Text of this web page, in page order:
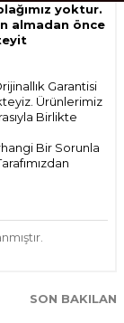
yoktur.
almadan önce
Garantisi
Ürünlerimiz
Birlikte
Bir Sorunla
SON